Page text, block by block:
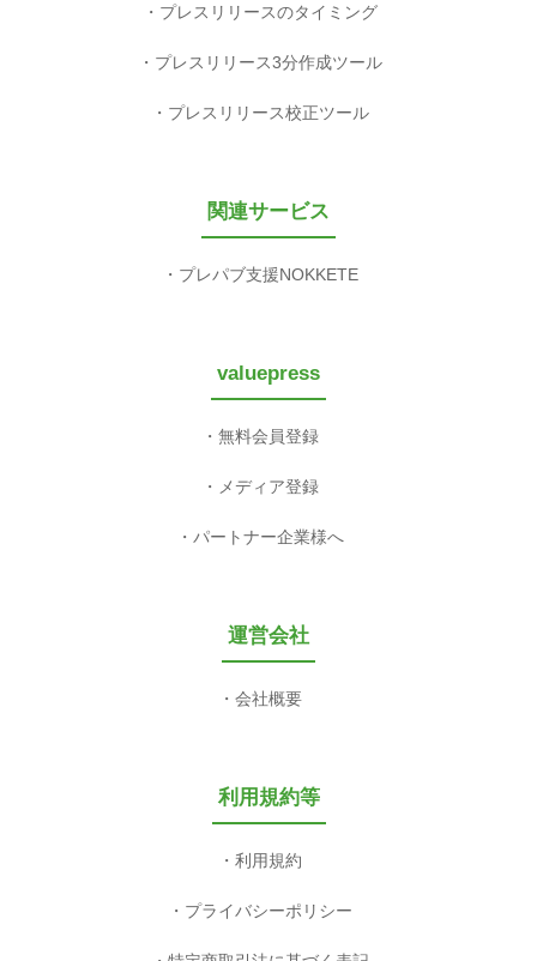
プレスリリースのタイミング
プレスリリース3分作成ツール
プレスリリース校正ツール
関連サービス
プレパブ支援NOKKETE
valuepress
無料会員登録
メディア登録
パートナー企業様へ
運営会社
会社概要
利用規約等
利用規約
プライバシーポリシー